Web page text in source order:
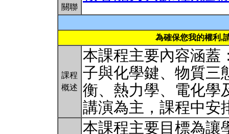
關聯
為確保您我的權利,
課程
概述
本課程主要內容涵蓋
子與化學鍵、物質三
衡、熱力學、電化學
講演為主，課程中
本課程主要目標為讓